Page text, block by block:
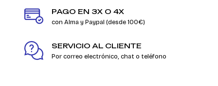
PAGO EN 3X O 4X
con Alma y Paypal (desde 100€)
SERVICIO AL CLIENTE
Por correo electrónico, chat o teléfono